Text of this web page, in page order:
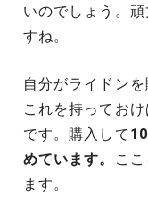
いのでしょう。
すね。
自分がライドン
これを持ってお
です。購入して
めています。
こ
ます。